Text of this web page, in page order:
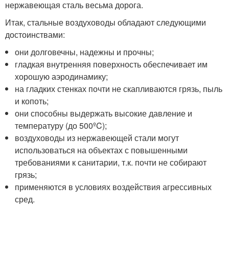
нержавеющая сталь весьма дорога.
Итак, стальные воздуховоды обладают следующими
достоинствами:
они долговечны, надежны и прочны;
гладкая внутренняя поверхность обеспечивает им
хорошую аэродинамику;
на гладких стенках почти не скапливаются грязь, пыль
и копоть;
они способны выдержать высокие давление и
температуру (до 500ºC);
воздуховоды из нержавеющей стали могут
использоваться на объектах с повышенными
требованиями к санитарии, т.к. почти не собирают
грязь;
применяются в условиях воздействия агрессивных
сред.